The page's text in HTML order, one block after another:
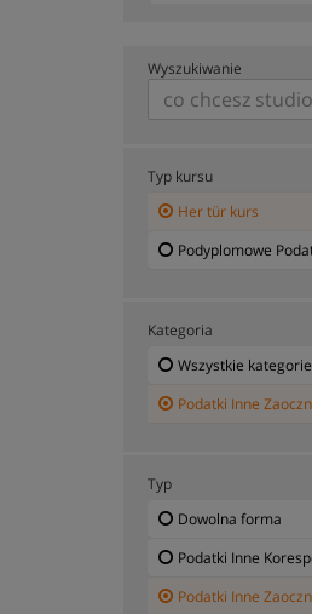
Wyszukiwanie
Typ kursu
Her tür kurs
Podyplomowe
Kategoria
Wszystkie kategorie
Podatki Inne
Typ
Dowolna forma
Podatki Inne
Podatki Inne